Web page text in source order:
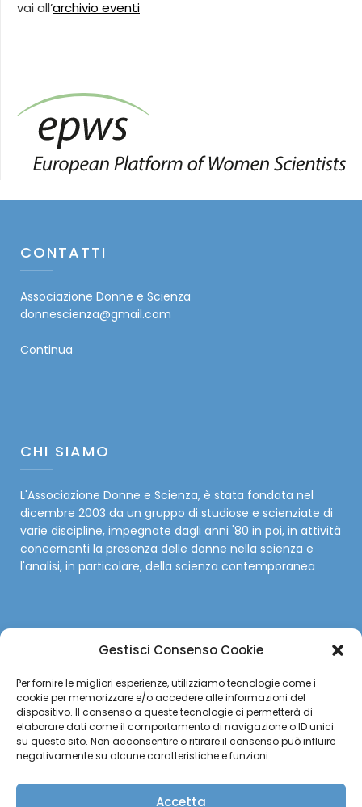
Gestisci Consenso Cookie
Per fornire le migliori esperienze, utilizziamo tecnologie come i
cookie per memorizzare e/o accedere alle informazioni del
dispositivo. Il consenso a queste tecnologie ci permetterà di
elaborare dati come il comportamento di navigazione o ID unici
su questo sito. Non acconsentire o ritirare il consenso può influire
negativamente su alcune caratteristiche e funzioni.
Accetta
vai all’archivio eventi
CONTATTI
Associazione Donne e Scienza
donnescienza@gmail.com
Continua
CHI SIAMO
L'Associazione Donne e Scienza, è stata fondata nel
dicembre 2003 da un gruppo di studiose e scienziate di
varie discipline, impegnate dagli anni '80 in poi, in attività
concernenti la presenza delle donne nella scienza e
l'analisi, in particolare, della scienza contemporanea
Facebook
Twitter